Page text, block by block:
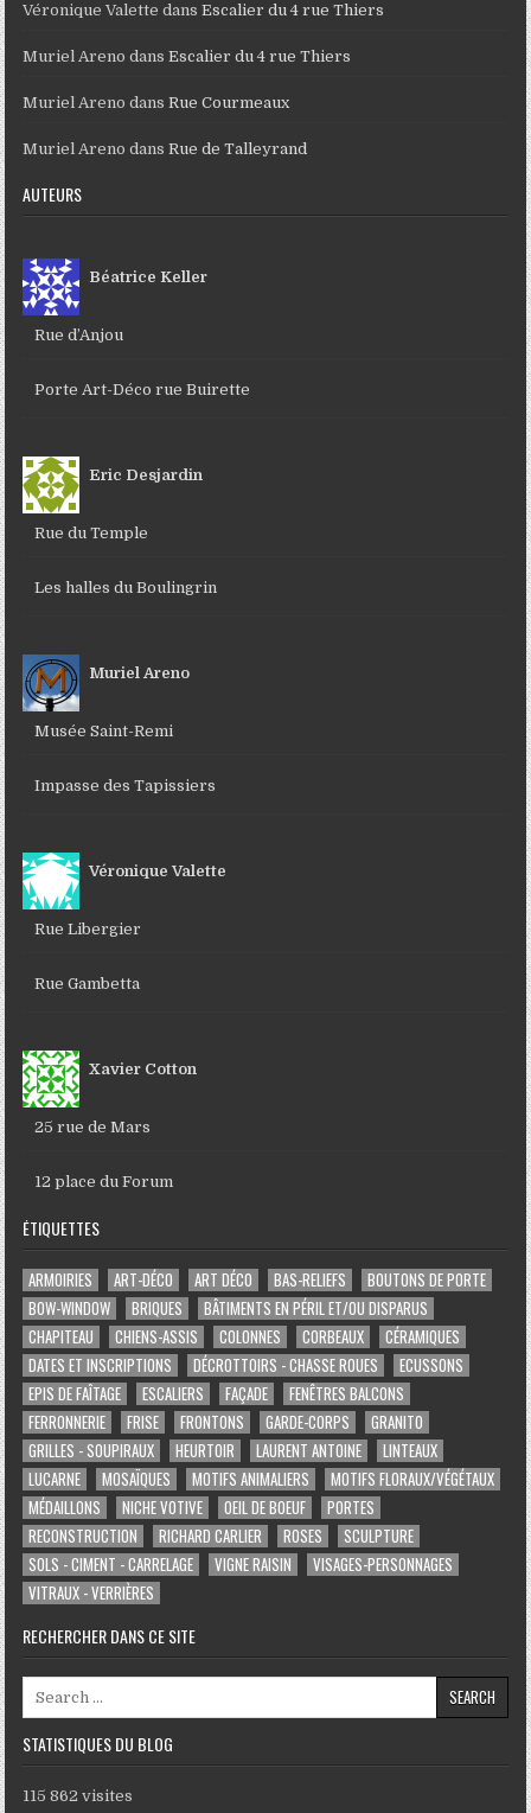
Véronique Valette dansEscalier du 4 rue Thiers
Muriel Areno dansEscalier du 4 rue Thiers
Muriel Areno dansRue Courmeaux
Muriel Areno dansRue de Talleyrand
AUTEURS
Béatrice Keller
Rue d’Anjou
Porte Art-Déco rue Buirette
Eric Desjardin
Rue du Temple
Les halles du Boulingrin
Muriel Areno
Musée Saint-Remi
Impasse des Tapissiers
Véronique Valette
Rue Libergier
Rue Gambetta
Xavier Cotton
25 rue de Mars
12 place du Forum
ÉTIQUETTES
ARMOIRIES ART-DÉCO ART DÉCO BAS-RELIEFS
BOUTONS DE PORTE
BOW-WINDOW
BRIQUES
BÂTIMENTS EN PÉRIL ET/OU DISPARUS
CHAPITEAU
CHIENS-ASSIS COLONNES CORBEAUX
CÉRAMIQUES
DATES ET INSCRIPTIONS
DÉCROTTOIRS - CHASSE ROUES
ECUSSONS
EPIS DE FAÎTAGE
ESCALIERS FAÇADE
FENÊTRES BALCONS
FERRONNERIE
FRISE FRONTONS GARDE-CORPS
GRANITO
GRILLES - SOUPIRAUX
HEURTOIR LAURENT ANTOINE
LINTEAUX
LUCARNE
MOSAÏQUES MOTIFS ANIMALIERS
MOTIFS FLORAUX/VÉGÉTAUX
MÉDAILLONS
NICHE VOTIVE OEIL DE BOEUF
PORTES
RECONSTRUCTION
RICHARD CARLIER ROSES
SCULPTURE
SOLS - CIMENT - CARRELAGE
VIGNE RAISIN
VISAGES-PERSONNAGES
VITRAUX - VERRIÈRES
RECHERCHER DANS CE SITE
Search for:
STATISTIQUES DU BLOG
115 862 visites